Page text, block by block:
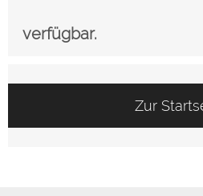
verfügbar.
Zur